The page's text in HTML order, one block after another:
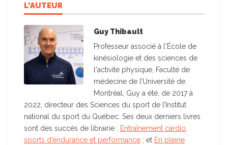
L'AUTEUR
Guy Thibault
Professeur associé à l'École de
kinésiologie et des sciences de
l'activité physique, Faculté de
médecine de l’Université de
Montréal, Guy a été, de 2017 à
2022, directeur des Sciences du sport de l’Institut
national du sport du Québec. Ses deux derniers livres
sont des succès de librairie : Entraînement cardio,
sports d’endurance et performance ; et En pleine